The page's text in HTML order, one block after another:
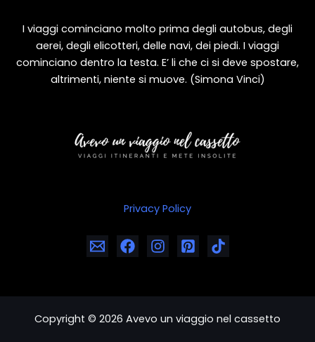
I viaggi cominciano molto prima degli autobus, degli
aerei, degli elicotteri, delle navi, dei piedi. I viaggi
cominciano dentro la testa. E’ li che ci si deve spostare,
altrimenti, niente si muove. (Simona Vinci)
Privacy Policy
Copyright © 2026 Avevo un viaggio nel cassetto